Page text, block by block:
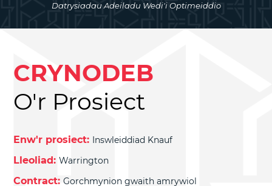
Datrysiadau Adeiladu Wedi'i Optimeiddio
CRYNODEB
O'r Prosiect
Enw'r prosiect: Inswleiddiad Knauf
Lleoliad:Warrington
Contract:Gorchmynion gwaith amrywiol